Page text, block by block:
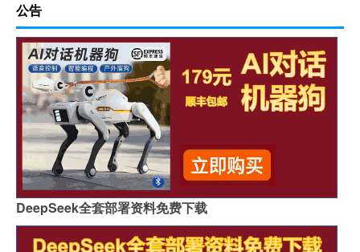
公告
DeepSeek全套部署资料免费下载